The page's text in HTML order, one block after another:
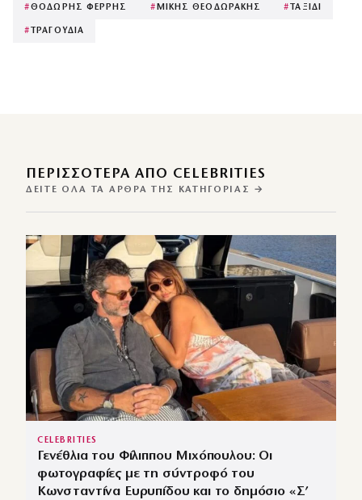
#ΘΟΔΩΡΗΣ ΦΕΡΡΗΣ # ΜΙΚΗΣ ΘΕΟΔΩΡΑΚΗΣ # ΤΑΞΙΔΙ
# ΤΡΑΓΟΥΔΙΑ
ΠΕΡΙΣΣΌΤΕΡΑ ΑΠΌ CELEBRITIES
ΔΕΊΤΕ ΌΛΑ ΤΑ ΆΡΘΡΑ ΤΗΣ ΚΑΤΗΓΟΡΊΑΣ →
CELEBRITIES
Γενέθλια του Φίλιππου Μιχόπουλου: Οι
φωτογραφίες με τη σύντροφό του
Κωνσταντίνα Ευρυπίδου και το δημόσιο «Σ’